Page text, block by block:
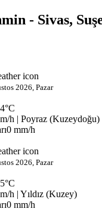
- Sivas,
2026, Pazar
h | Poyraz (Kuzeydoğu)
0 mm/h
2026, Pazar
h | Yıldız (Kuzey)
0 mm/h